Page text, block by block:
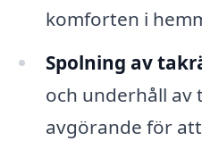
komforten i
Spolning av
och underhåll av
avgörande för